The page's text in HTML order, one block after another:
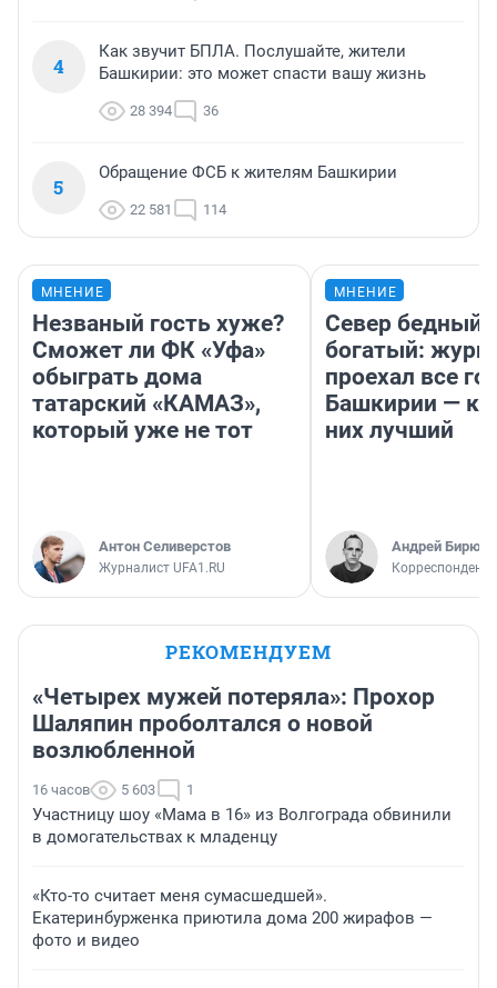
4
Как звучит БПЛА. Послушайте, жители
Башкирии: это может спасти вашу жизнь
28 394 36
5
Обращение ФСБ к жителям Башкирии
22 581 114
МНЕНИЕ
Незваный гость хуже?
Сможет ли ФК «Уфа»
обыграть дома
татарский «КАМАЗ»,
который уже не тот
Антон Селиверстов
Журналист UFA1.RU
МНЕНИЕ
Север бедный,
богатый:
проехал все
Башкирии —
них лучший
Андрей
Корреспондент
РЕКОМЕНДУЕМ
«Четырех мужей потеряла»: Прохор
Шаляпин проболтался о новой
возлюбленной
16 часов 5 603 1
Участницу шоу «Мама в 16» из Волгограда обвинили
в домогательствах к младенцу
«Кто-то считает меня сумасшедшей».
Екатеринбурженка приютила дома 200 жирафов —
фото и видео